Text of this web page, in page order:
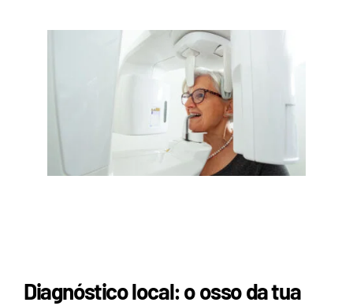
Diagnóstico local: o osso da tua